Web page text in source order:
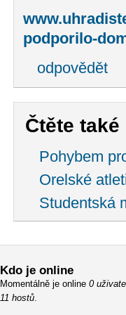
podporilo-
odpovědět
Čtěte také
Pohybem
Orelské
Studentská
Kdo je online
Momentálně je online 0
11 hostů.